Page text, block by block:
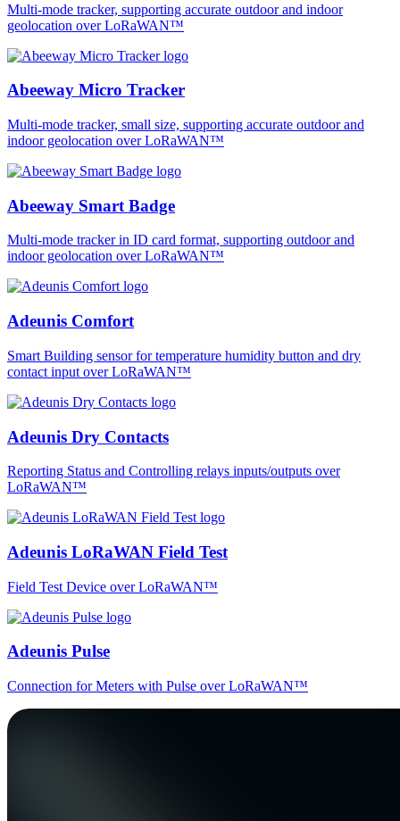
Multi-mode tracker, supporting accurate outdoor and indoor
geolocation over LoRaWAN™
Abeeway Micro Tracker
Multi-mode tracker, small size, supporting accurate outdoor and
indoor geolocation over LoRaWAN™
Abeeway Smart Badge
Multi-mode tracker in ID card format, supporting outdoor and
indoor geolocation over LoRaWAN™
Adeunis Comfort
Smart Building sensor for temperature humidity button and dry
contact input over LoRaWAN™
Adeunis Dry Contacts
Reporting Status and Controlling relays inputs/outputs over
LoRaWAN™
Adeunis LoRaWAN Field Test
Field Test Device over LoRaWAN™
Adeunis Pulse
Connection for Meters with Pulse over LoRaWAN™